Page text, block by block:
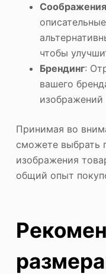
Соображения
чтобы
Брендинг:
вашего
изображений
Принимая во
сможете выбрать
изображения
общий опыт